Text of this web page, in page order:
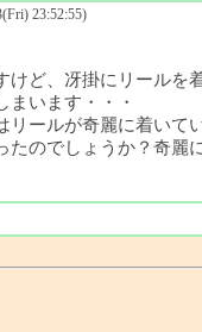
23:52:55)
けど、冴掛にリールを
まいます・・・
リールが奇麗に着いて
たのでしょうか？奇麗